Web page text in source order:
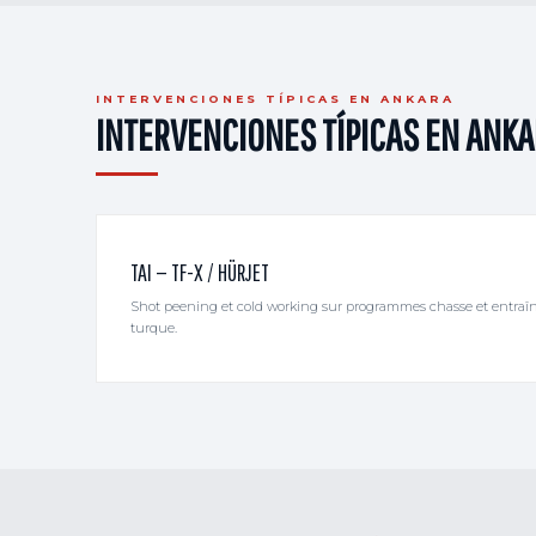
INTERVENCIONES TÍPICAS EN ANKARA
INTERVENCIONES TÍPICAS EN
TAI — TF-X / HÜRJET
Shot peening et cold working sur programmes chasse et
turque.